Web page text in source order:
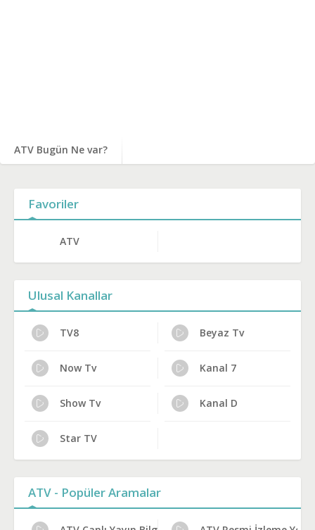
ATV Bugün Ne var?
Favoriler
ATV
Ulusal Kanallar
TV8 Beyaz Tv
Now Tv Kanal 7
Show Tv Kanal D
Star TV
ATV - Popüler Aramalar